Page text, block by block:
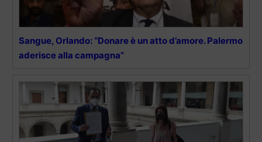
Sangue, Orlando: “Donare è un atto d’amore. Palermo
aderisce alla campagna”